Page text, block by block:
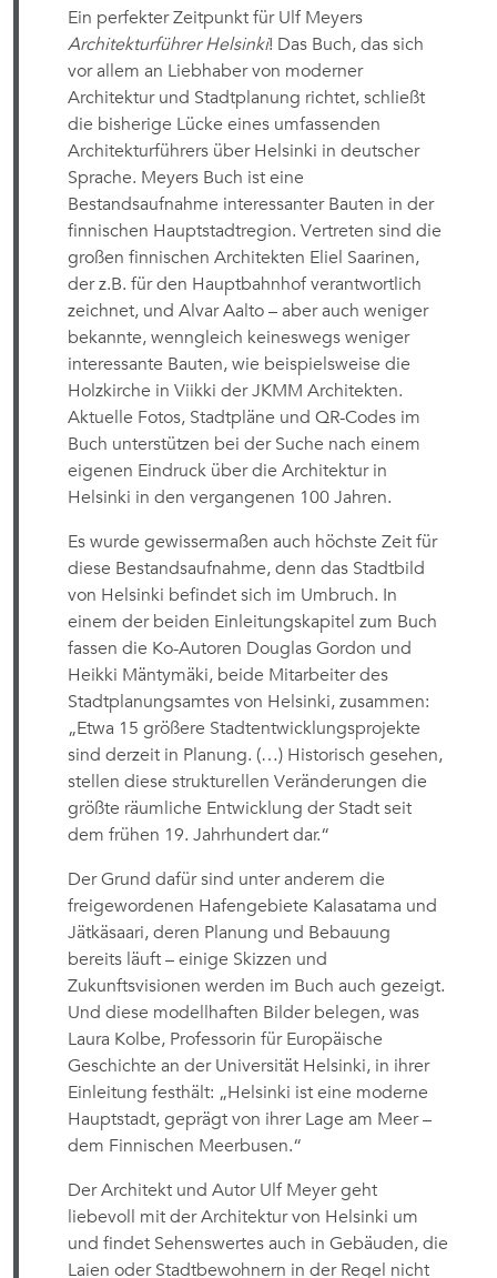
Ein perfekter Zeitpunkt für Ulf Meyers
Architekturführer Helsinki! Das Buch, das sich
vor allem an Liebhaber von moderner
Architektur und Stadtplanung richtet, schließt
die bisherige Lücke eines umfassenden
Architekturführers über Helsinki in deutscher
Sprache. Meyers Buch ist eine
Bestandsaufnahme interessanter Bauten in der
finnischen Hauptstadtregion. Vertreten sind die
großen finnischen Architekten Eliel Saarinen,
der z.B. für den Hauptbahnhof verantwortlich
zeichnet, und Alvar Aalto – aber auch weniger
bekannte, wenngleich keineswegs weniger
interessante Bauten, wie beispielsweise die
Holzkirche in Viikki der JKMM Architekten.
Aktuelle Fotos, Stadtpläne und QR-Codes im
Buch unterstützen bei der Suche nach einem
eigenen Eindruck über die Architektur in
Helsinki in den vergangenen 100 Jahren.
Es wurde gewissermaßen auch höchste Zeit für
diese Bestandsaufnahme, denn das Stadtbild
von Helsinki befindet sich im Umbruch. In
einem der beiden Einleitungskapitel zum Buch
fassen die Ko-Autoren Douglas Gordon und
Heikki Mäntymäki, beide Mitarbeiter des
Stadtplanungsamtes von Helsinki, zusammen:
„Etwa 15 größere Stadtentwicklungsprojekte
sind derzeit in Planung. (…) Historisch gesehen,
stellen diese strukturellen Veränderungen die
größte räumliche Entwicklung der Stadt seit
dem frühen 19. Jahrhundert dar.“
Der Grund dafür sind unter anderem die
freigewordenen Hafengebiete Kalasatama und
Jätkäsaari, deren Planung und Bebauung
bereits läuft – einige Skizzen und
Zukunftsvisionen werden im Buch auch gezeigt.
Und diese modellhaften Bilder belegen, was
Laura Kolbe, Professorin für Europäische
Geschichte an der Universität Helsinki, in ihrer
Einleitung festhält: „Helsinki ist eine moderne
Hauptstadt, geprägt von ihrer Lage am Meer –
dem Finnischen Meerbusen.“
Der Architekt und Autor Ulf Meyer geht
liebevoll mit der Architektur von Helsinki um
und findet Sehenswertes auch in Gebäuden, die
Laien oder Stadtbewohnern in der Regel nicht